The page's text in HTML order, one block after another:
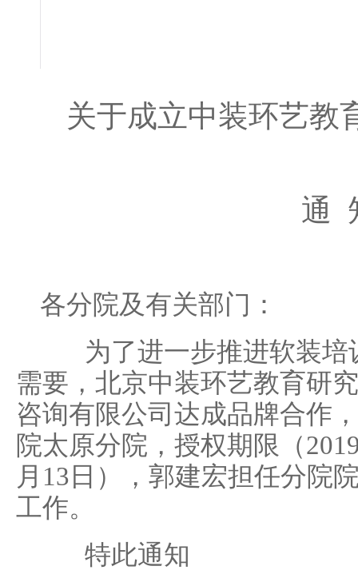
关于成立中装环艺教
通
各分院及有关部门：
为了进一步推进软装培
需要，北京中装环艺教育研
咨询有限公司达成品牌合作
院太原分院，授权期限（
月13日），郭建宏担任分院
工作。
特此通知